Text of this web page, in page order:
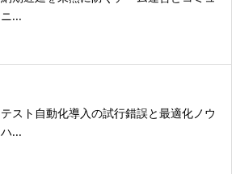
ニ...
テスト自動化導入の試行錯誤と最適化ノウ
ハ...